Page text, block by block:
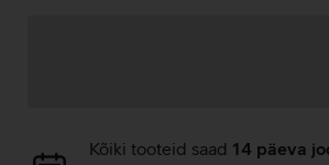
AndmeteKõiki tooteid saad 14 päeva